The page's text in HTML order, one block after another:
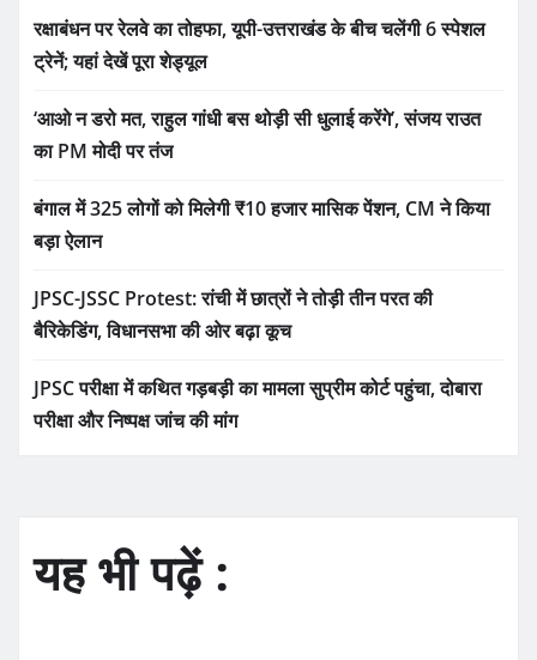
रक्षाबंधन पर रेलवे का तोहफा, यूपी-उत्तराखंड के बीच चलेंगी 6 स्पेशल
ट्रेनें; यहां देखें पूरा शेड्यूल
‘आओ न डरो मत, राहुल गांधी बस थोड़ी सी धुलाई करेंगे’, संजय राउत
का PM मोदी पर तंज
बंगाल में 325 लोगों को मिलेगी ₹10 हजार मासिक पेंशन, CM ने किया
बड़ा ऐलान
JPSC-JSSC Protest: रांची में छात्रों ने तोड़ी तीन परत की
बैरिकेडिंग, विधानसभा की ओर बढ़ा कूच
JPSC परीक्षा में कथित गड़बड़ी का मामला सुप्रीम कोर्ट पहुंचा, दोबारा
परीक्षा और निष्पक्ष जांच की मांग
यह भी पढ़ें :